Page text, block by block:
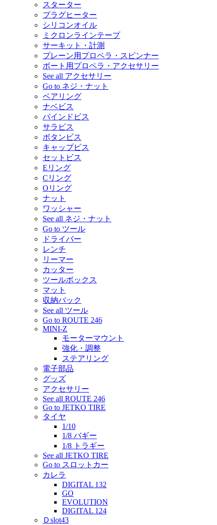
スターター
プラグヒーター
シリコンオイル
ミクロンラインテープ
サーキット・計測
プレーン用プロペラ・スピンナー
ボート用プロペラ・アクセサリー
See all アクセサリー
Go to ネジ・ナット
ベアリング
ナベビス
バインドビス
サラビス
ボタンビス
キャップビス
セットビス
Eリング
Cリング
Oリング
ナット
ワッシャー
See all ネジ・ナット
Go to ツール
ドライバー
レンチ
リーマー
カッター
ツールボックス
マット
収納バック
See all ツール
Go to ROUTE 246
MINI-Z
モーターマウント
強化・調整
ステアリング
電子部品
グッズ
アクセサリー
See all ROUTE 246
Go to JETKO TIRE
タイヤ
1/10
1/8 バギー
1/8 トラギー
See all JETKO TIRE
Go to スロットカー
カレラ
DIGITAL 132
GO
EVOLUTION
DIGITAL 124
Ｄslot43